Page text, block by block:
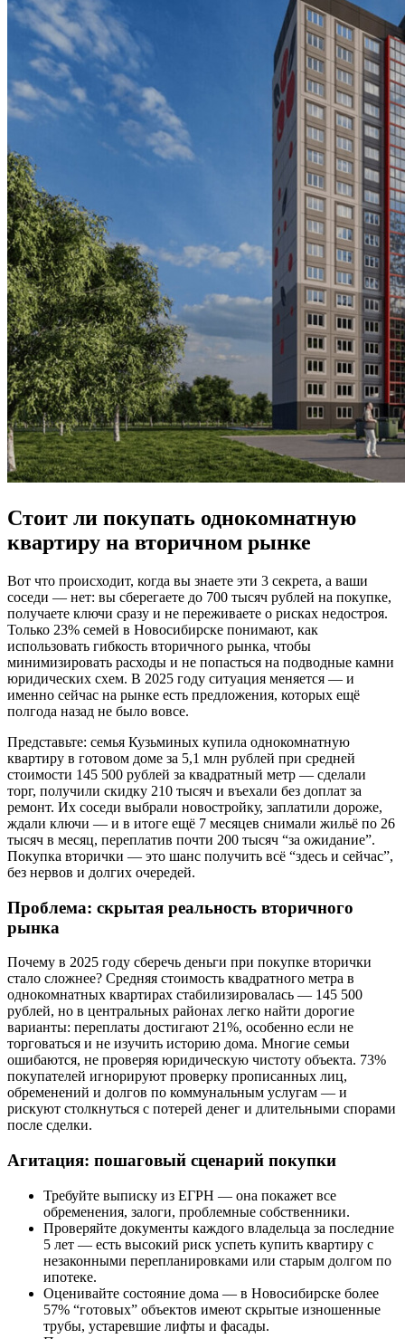
Стоит ли покупать однокомнатную
квартиру на вторичном рынке
Вот что происходит, когда вы знаете эти 3 секрета, а ваши
соседи — нет: вы сберегаете до 700 тысяч рублей на покупке,
получаете ключи сразу и не переживаете о рисках недостроя.
Только 23% семей в Новосибирске понимают, как
использовать гибкость вторичного рынка, чтобы
минимизировать расходы и не попасться на подводные камни
юридических схем. В 2025 году ситуация меняется — и
именно сейчас на рынке есть предложения, которых ещё
полгода назад не было вовсе.
Представьте: семья Кузьминых купила однокомнатную
квартиру в готовом доме за 5,1 млн рублей при средней
стоимости 145 500 рублей за квадратный метр — сделали
торг, получили скидку 210 тысяч и въехали без доплат за
ремонт. Их соседи выбрали новостройку, заплатили дороже,
ждали ключи — и в итоге ещё 7 месяцев снимали жильё по 26
тысяч в месяц, переплатив почти 200 тысяч “за ожидание”.
Покупка вторички — это шанс получить всё “здесь и сейчас”,
без нервов и долгих очередей.
Проблема: скрытая реальность вторичного
рынка
Почему в 2025 году сберечь деньги при покупке вторички
стало сложнее? Средняя стоимость квадратного метра в
однокомнатных квартирах стабилизировалась — 145 500
рублей, но в центральных районах легко найти дорогие
варианты: переплаты достигают 21%, особенно если не
торговаться и не изучить историю дома. Многие семьи
ошибаются, не проверяя юридическую чистоту объекта. 73%
покупателей игнорируют проверку прописанных лиц,
обременений и долгов по коммунальным услугам — и
рискуют столкнуться с потерей денег и длительными спорами
после сделки.
Агитация: пошаговый сценарий покупки
Требуйте выписку из ЕГРН — она покажет все
обременения, залоги, проблемные собственники.
Проверяйте документы каждого владельца за последние
5 лет — есть высокий риск успеть купить квартиру с
незаконными перепланировками или старым долгом по
ипотеке.
Оценивайте состояние дома — в Новосибирске более
57% “готовых” объектов имеют скрытые изношенные
трубы, устаревшие лифты и фасады.